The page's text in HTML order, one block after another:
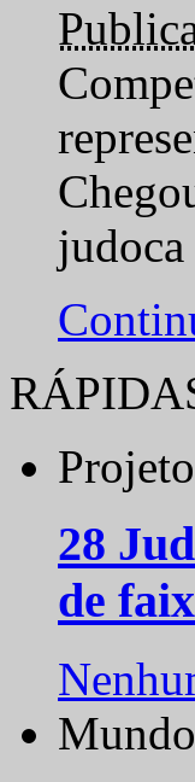
28
de
Mundo